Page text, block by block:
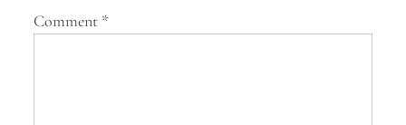
g
Comment *